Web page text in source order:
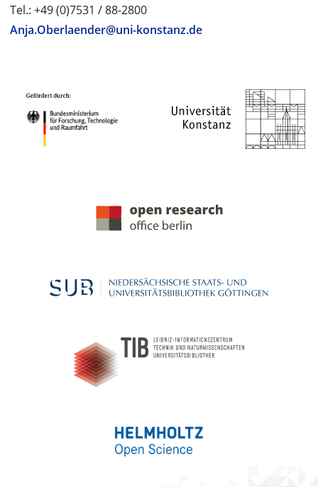
Tel.: +49 (0)7531 / 88-2800
Anja.Oberlaender@uni-konstanz.de